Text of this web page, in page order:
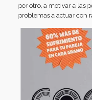
por otro, a motivar a las
problemas a actuar con